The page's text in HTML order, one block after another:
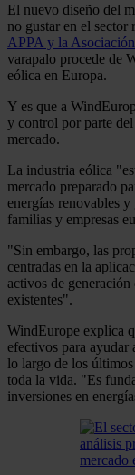
El nuevo diseño del
no gustar en el
APPA y la
varapalo procede de
eólica en Europa.
Y es que a
y control por parte
mercado.
La industria eólica
mercado preparado
energías renovables
familias y empresas
"Sin embargo, las
centradas en la
activos de
existentes".
WindEurope explica
efectivos para ayudar
lo largo de los
toda la vida. "Es
inversiones en